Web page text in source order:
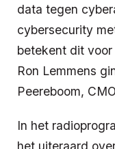
data tegen
cybersecurity
betekent dit
Ron Lemmens
Peereboom,
In het
het uiteraard